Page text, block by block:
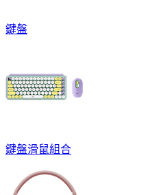
鍵盤
鍵盤滑鼠組合